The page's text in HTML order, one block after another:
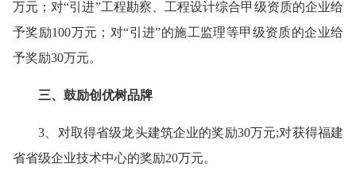
万元；对“引进”工程勘察、工程设计综合甲级资质的企业给
予奖励100万元；对“引进”的施工监理等甲级资质的企业给
予奖励30万元。
三、鼓励创优树品牌
3、对取得省级龙头建筑企业的奖励30万元;对获得福建
省省级企业技术中心的奖励20万元。